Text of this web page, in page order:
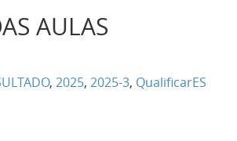
AULAS
,2025,2025-3, QualificarES